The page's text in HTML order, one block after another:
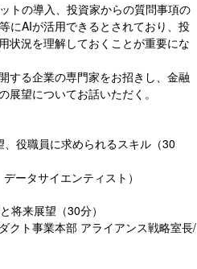
トの導入、投資家からの質問事項の
にAIが活用できるとされており、投
状況を理解しておくことが重要にな
する企業の専門家をお招きし、金融
展望についてお話いただく。
役職員に求められるスキル（30
ータサイエンティスト）
将来展望（30分）
クト事業本部 アライアンス戦略室長/